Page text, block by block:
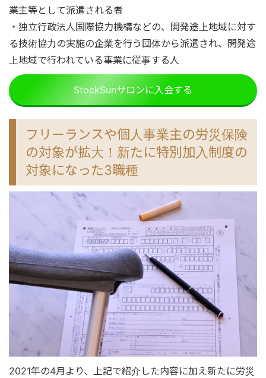
業主等として派遣される者
・独立行政法人国際協力機構などの、開発途上地域に対す
る技術協力の実施の企業を行う団体から派遣され、開発途
上地域で行われている事業に従事する人
StockSunサロンに入会する
フリーランスや個人事業主の労災保険
の対象が拡大！新たに特別加入制度の
対象になった3職種
2021年の4月より、上記で紹介した内容に加え新たに労災